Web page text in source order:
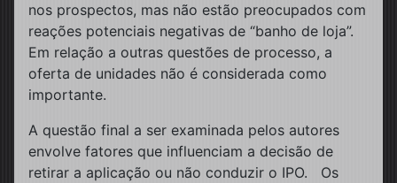
nos prospectos, mas não estão preocupados com
reações potenciais negativas de “banho de loja”.
Em relação a outras questões de processo, a
oferta de unidades não é considerada como
importante.
A questão final a ser examinada pelos autores
envolve fatores que influenciam a decisão de
retirar a aplicação ou não conduzir o IPO. Os